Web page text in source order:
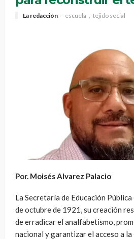
La redacción escuela tejido social
Por. Moisés Alvarez Palacio
La Secretaría de Educación
de octubre de 1921, su creación
de erradicar el analfabetismo,
nacional y garantizar el acceso a la